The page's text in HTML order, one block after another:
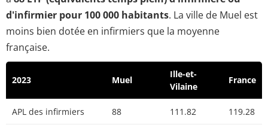
d'infirmier pour 100 000 habitants. La ville de Muel est
moins bien dotée en infirmiers que la moyenne
française.
2023 Muel
Ille-et-
Vilaine
France
APL des infirmiers 88 111.82 119.28